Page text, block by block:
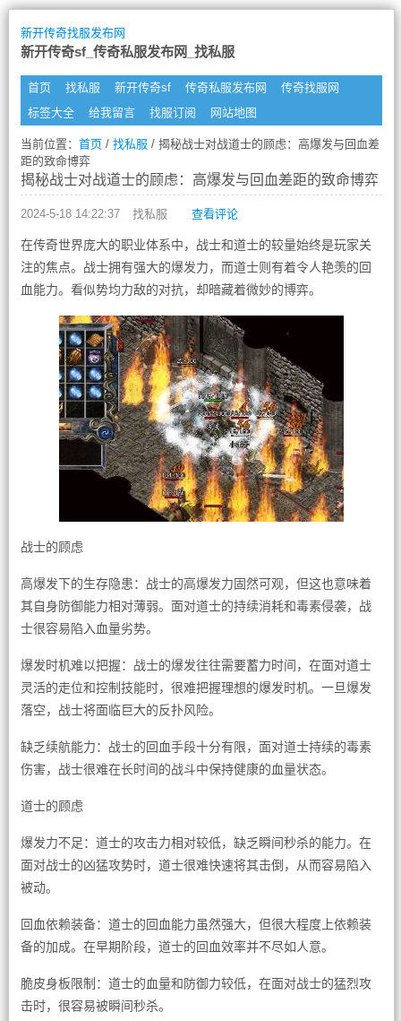
新开传奇找服发布网
新开传奇sf_传奇私服发布网_找私服
首页 找私服 新开传奇sf 传奇私服发布网
传奇找服网
标签大全
给我留言 找服订阅 网站地图
当前位置： 首页/ 找私服 / 揭秘战士对战道士的顾虑：高爆发与回血差
距的致命博弈
揭秘战士对战道士的顾虑：高爆发与回血差距的致命博弈
2024-5-18 14:22:37 找私服 查看评论
在传奇世界庞大的职业体系中，战士和道士的较量始终是玩家关
注的焦点。战士拥有强大的爆发力，而道士则有着令人艳羡的回
血能力。看似势均力敌的对抗，却暗藏着微妙的博弈。
战士的顾虑
高爆发下的生存隐患：战士的高爆发力固然可观，但这也意味着
其自身防御能力相对薄弱。面对道士的持续消耗和毒素侵袭，战
士很容易陷入血量劣势。
爆发时机难以把握：战士的爆发往往需要蓄力时间，在面对道士
灵活的走位和控制技能时，很难把握理想的爆发时机。一旦爆发
落空，战士将面临巨大的反扑风险。
缺乏续航能力：战士的回血手段十分有限，面对道士持续的毒素
伤害，战士很难在长时间的战斗中保持健康的血量状态。
道士的顾虑
爆发力不足：道士的攻击力相对较低，缺乏瞬间秒杀的能力。在
面对战士的凶猛攻势时，道士很难快速将其击倒，从而容易陷入
被动。
回血依赖装备：道士的回血能力虽然强大，但很大程度上依赖装
备的加成。在早期阶段，道士的回血效率并不尽如人意。
脆皮身板限制：道士的血量和防御力较低，在面对战士的猛烈攻
击时，很容易被瞬间秒杀。